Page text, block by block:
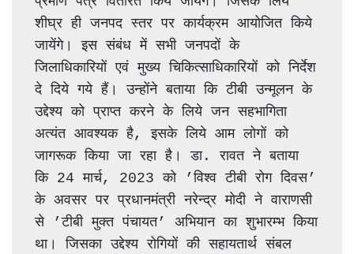
शीघ्र ही जनपद स्तर पर कार्यक्रम आयोजित किये
जायेंगे। इस संबंध में सभी जनपदों के
जिलाधिकारियों एवं मुख्य चिकित्साधिकारियों को निर्देश
दे दिये गये हैं। उन्होंने बताया कि टीबी उन्मूलन के
उद्देश्य को प्राप्त करने के लिये जन सहभागिता
अत्यंत आवश्यक है, इसके लिये आम लोगों को
जागरूक किया जा रहा है। डा. रावत ने बताया
कि 24 मार्च, 2023 को ’विश्व टीबी रोग दिवस’
के अवसर पर प्रधानमंत्री नरेन्द्र मोदी ने वाराणसी
से ’टीबी मुक्त पंचायत’ अभियान का शुभारम्भ किया
था। जिसका उद्देश्य रोगियों की सहायतार्थ संबल